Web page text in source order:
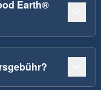
Earth®